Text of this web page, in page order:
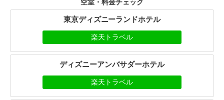
空室・料金チェック
東京ディズニーランドホテル
楽天トラベル
ディズニーアンバサダーホテル
楽天トラベル